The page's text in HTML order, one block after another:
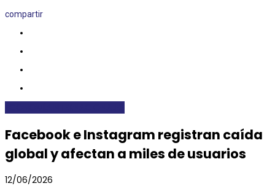
compartir
Facebook e Instagram registran caída
global y afectan a miles de usuarios
12/06/2026